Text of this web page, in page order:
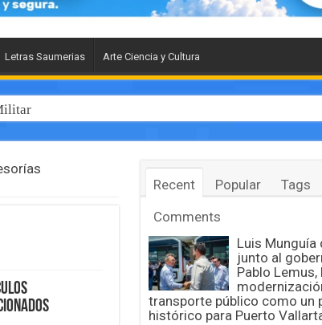
Letras Saumerias Arte Ciencia y Cultura
Recent Popular
Tags
Comments
Luis Munguía
junto al
Pablo Lemus,
transporte público como un
histórico para Puerto